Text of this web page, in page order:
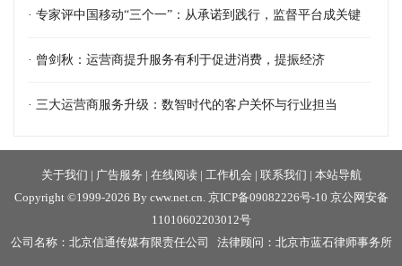
· 专家评中国移动“三个一”：从承诺到践行，监督平台成关键
· 曾剑秋：运营商提升服务有利于促进消费，提振经济
· 三大运营商服务升级：数智时代的客户关怀与行业担当
关于我们 | 广告服务 | 在线阅读| 工作机会 | 联系我们 | 本站导航
Copyright ©1999-2026 By cww.net.cn. 京ICP备09082226号-10 京公网安备
11010602203012号
公司名称：北京信通传媒有限责任公司 法律顾问：北京市蓝石律师事务所